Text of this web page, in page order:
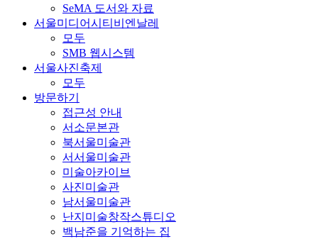
SeMA 도서와 자료
서울미디어시티비엔날레
모두
SMB 웹시스템
서울사진축제
모두
방문하기
접근성 안내
서소문본관
북서울미술관
서서울미술관
미술아카이브
사진미술관
남서울미술관
난지미술창작스튜디오
백남준을 기억하는 집